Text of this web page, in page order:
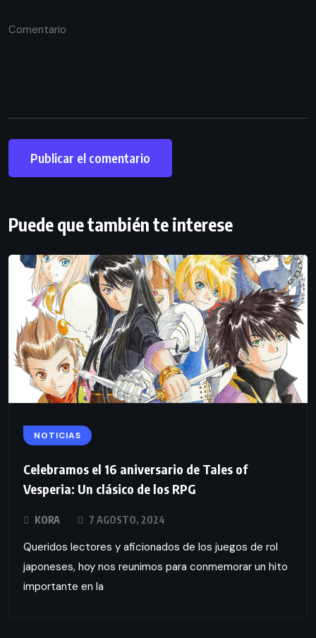
Puede que también te interese
NOTICIAS
Celebramos el 16 aniversario de Tales of
Vesperia: Un clásico de los RPG
KORA 7 AGOSTO, 2024
Queridos lectores y aficionados de los juegos de rol
japoneses, hoy nos reunimos para conmemorar un hito
importante en la